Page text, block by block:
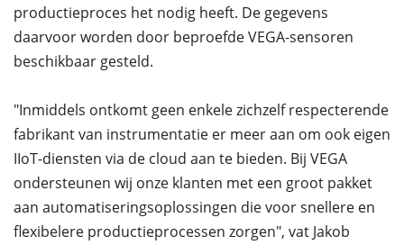
productieproces het nodig heeft. De gegevens
daarvoor worden door beproefde VEGA-sensoren
beschikbaar gesteld.
"Inmiddels ontkomt geen enkele zichzelf respecterende
fabrikant van instrumentatie er meer aan om ook eigen
IIoT-diensten via de cloud aan te bieden. Bij VEGA
ondersteunen wij onze klanten met een groot pakket
aan automatiseringsoplossingen die voor snellere en
flexibelere productieprocessen zorgen", vat Jakob